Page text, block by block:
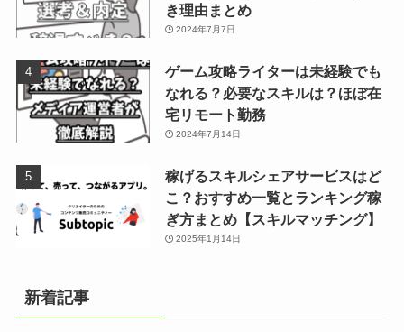
き理由まとめ
2024年7月7日
ゲーム攻略ライターは未経験でも
なれる？必要なスキルは？ほぼ在
宅リモート勤務
2024年7月14日
稼げるスキルシェアサービスはど
こ？おすすめ一覧とランキング稼
ぎ方まとめ【スキルマッチング】
2025年1月14日
新着記事